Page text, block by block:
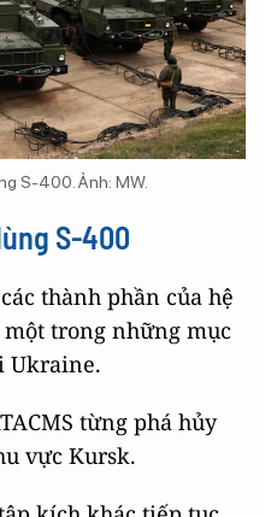
S-400. Ảnh: MW.
S-400
thành phần của hệ
trong những mục
Ukraine.
từng phá hủy
vực Kursk.